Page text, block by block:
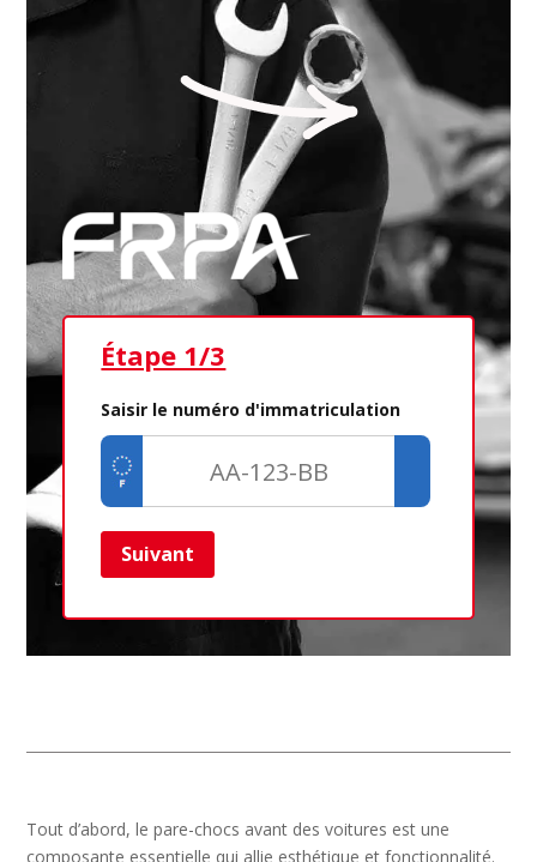
Étape 1/3
Saisir le numéro d'immatriculation
Suivant
Tout d’abord, le pare-chocs avant des voitures est une
composante essentielle qui allie esthétique et fonctionnalité.